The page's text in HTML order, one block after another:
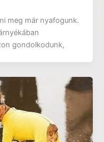
meg már nyafogunk.
gondolkodunk,